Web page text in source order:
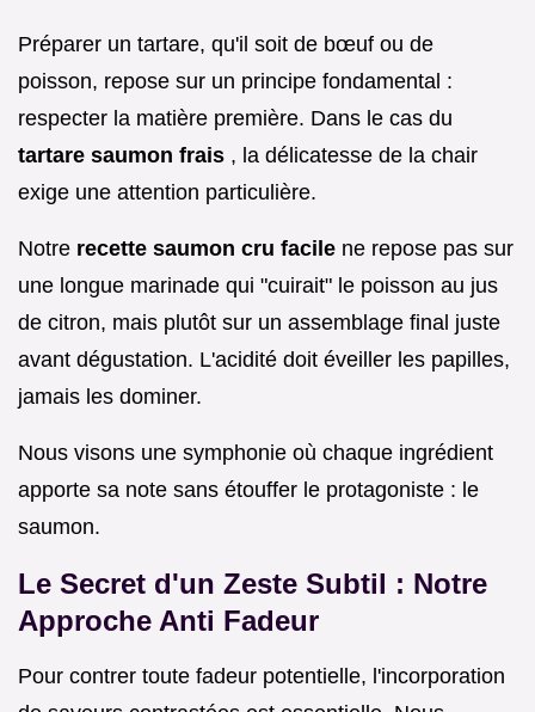
Préparer un tartare, qu'il soit de bœuf ou de
poisson, repose sur un principe fondamental :
respecter la matière première. Dans le cas du
tartare saumon frais , la délicatesse de la chair
exige une attention particulière.
Notre recette saumon cru facile ne repose pas sur
une longue marinade qui "cuirait" le poisson au jus
de citron, mais plutôt sur un assemblage final juste
avant dégustation. L'acidité doit éveiller les papilles,
jamais les dominer.
Nous visons une symphonie où chaque ingrédient
apporte sa note sans étouffer le protagoniste : le
saumon.
Le Secret d'un Zeste Subtil : Notre
Approche Anti Fadeur
Pour contrer toute fadeur potentielle, l'incorporation